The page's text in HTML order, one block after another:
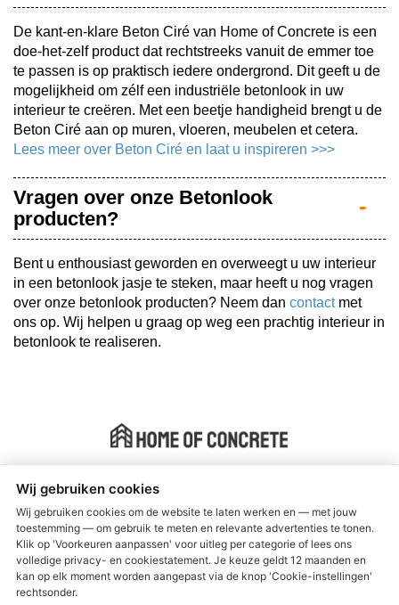
De kant-en-klare Beton Ciré van Home of Concrete is een
doe-het-zelf product dat rechtstreeks vanuit de emmer toe
te passen is op praktisch iedere ondergrond. Dit geeft u de
mogelijkheid om zélf een industriële betonlook in uw
interieur te creëren. Met een beetje handigheid brengt u de
Beton Ciré aan op muren, vloeren, meubelen et cetera.
Lees meer over Beton Ciré en laat u inspireren >>>
Vragen over onze Betonlook
producten?
Bent u enthousiast geworden en overweegt u uw interieur
in een betonlook jasje te steken, maar heeft u nog vragen
over onze betonlook producten? Neem dan contactmet
ons op. Wij helpen u graag op weg een prachtig interieur in
betonlook te realiseren.
Algemene voorwaarden
Verzenden & retourneren
Garantie en Klachten
Wij gebruiken cookies
Wij gebruiken cookies om de website te laten werken en — met jouw
toestemming — om gebruik te meten en relevante advertenties te tonen.
Klik op 'Voorkeuren aanpassen' voor uitleg per categorie of lees ons
volledige privacy- en cookiestatement. Je keuze geldt 12 maanden en
kan op elk moment worden aangepast via de knop 'Cookie-instellingen'
rechtsonder.